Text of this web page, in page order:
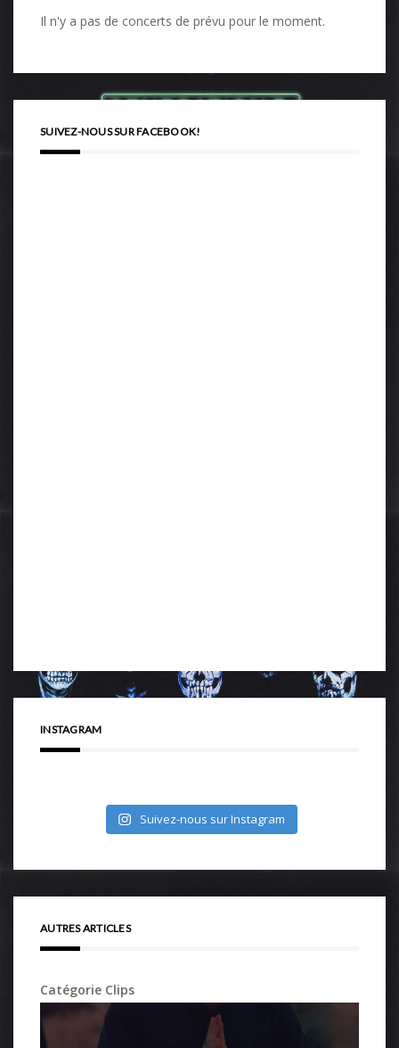
Il n'y a pas de concerts de prévu pour le moment.
SUIVEZ-NOUS SUR FACEBOOK!
INSTAGRAM
Suivez-nous sur Instagram
AUTRES ARTICLES
Catégorie Clips